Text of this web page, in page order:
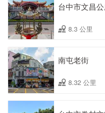
台中市文昌
8.3 公里
南屯老街
8.32 公里